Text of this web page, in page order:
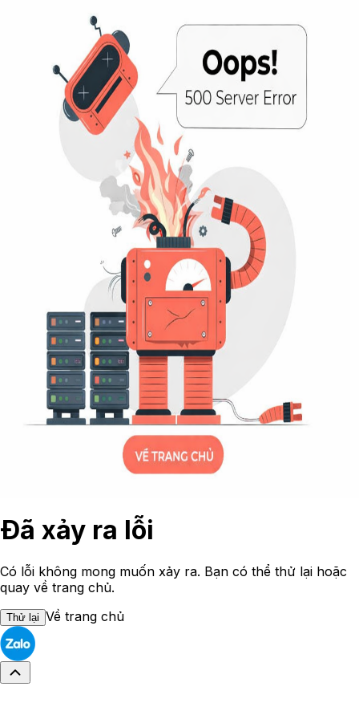
Đã xảy ra lỗi
Có lỗi không mong muốn xảy ra. Bạn có thể thử lại hoặc
quay về trang chủ.
Thử lại Về trang chủ